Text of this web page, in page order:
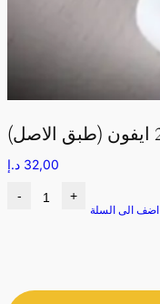
32,00 د.إ
- +
اضف الى السلة